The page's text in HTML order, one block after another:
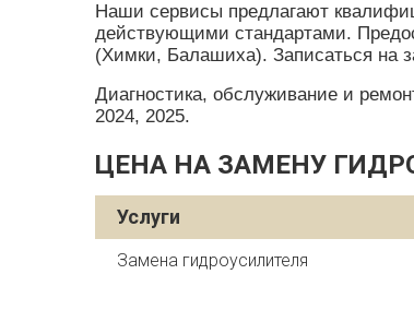
Наши сервисы предлагают
действующими стандартами.
(Химки, Балашиха). Записаться на
Диагностика, обслуживание и
2024, 2025.
ЦЕНА НА ЗАМЕНУ
Услуги
Замена гидроусилителя